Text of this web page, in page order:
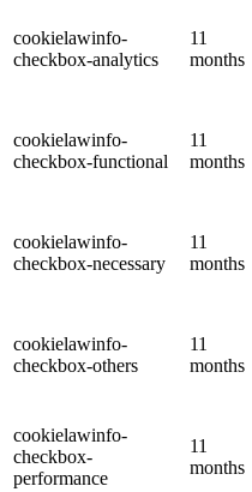
cookielawinfo-
checkbox-analytics
11
months
cookielawinfo-
checkbox-functional
11
months
cookielawinfo-
checkbox-necessary
11
months
cookielawinfo-
checkbox-others
11
months
cookielawinfo-
checkbox-
performance
11
months